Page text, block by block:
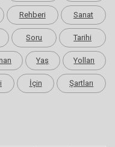
Rehberi Sanat
Soru Tarihi
Yaş Yolları
İçin Şartları